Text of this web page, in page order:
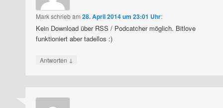
Markschriebam28. April 2014 um 23:01 Uhr:
Kein Download über RSS / Podcatcher möglich. Bitlove
funktioniert aber tadellos :)
Antworten ↓